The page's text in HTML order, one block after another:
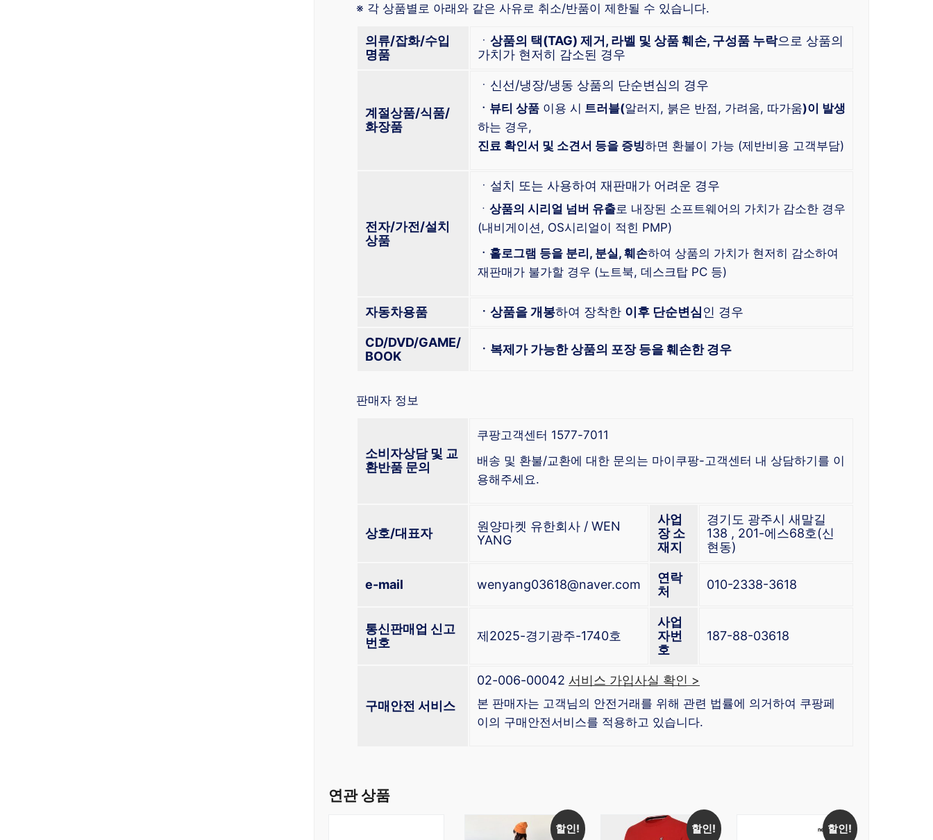
※ 각 상품별로 아래와 같은 사유로 취소/반품이 제한될 수 있습니다.
의류/잡화/수입
명품
ㆍ 상품의 택(TAG) 제거, 라벨 및 상품 훼손, 구성품 누락으로 상품의
가치가 현저히 감소된 경우
계절상품/식품/
화장품
ㆍ신선/냉장/냉동 상품의 단순변심의 경우
ㆍ뷰티 상품 이용 시 트러블(알러지, 붉은 반점, 가려움, 따가움)이 발생
하는 경우,
진료 확인서 및 소견서 등을 증빙하면 환불이 가능 (제반비용 고객부담)
전자/가전/설치
상품
ㆍ설치 또는 사용하여 재판매가 어려운 경우
ㆍ 상품의 시리얼 넘버 유출로 내장된 소프트웨어의 가치가 감소한 경우
(내비게이션, OS시리얼이 적힌 PMP)
ㆍ홀로그램 등을 분리, 분실, 훼손하여 상품의 가치가 현저히 감소하여
재판매가 불가할 경우 (노트북, 데스크탑 PC 등)
자동차용품 ㆍ상품을 개봉하여 장착한 이후 단순변심인 경우
CD/DVD/GAME/
BOOK
ㆍ복제가 가능한 상품의 포장 등을 훼손한 경우
판매자 정보
소비자상담 및 교
환반품 문의
쿠팡고객센터 1577-7011
배송 및 환불/교환에 대한 문의는 마이쿠팡-고객센터 내 상담하기를 이
용해주세요.
상호/대표자
원양마켓 유한회사 / WEN
YANG
사업
장 소
재지
경기도 광주시 새말길
138 , 201-에스68호(신
현동)
e-mail wenyang03618@naver.com
연락
처
010-2338-3618
통신판매업 신고
번호
제2025-경기광주-1740호
사업
자번
호
187-88-03618
구매안전 서비스
02-006-00042 서비스 가입사실 확인 >
본 판매자는 고객님의 안전거래를 위해 관련 법률에 의거하여 쿠팡페
이의 구매안전서비스를 적용하고 있습니다.
연관 상품
할인! 할인! 할인!